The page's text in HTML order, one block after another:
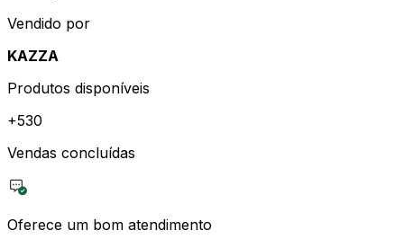
Vendido por
KAZZA
Produtos disponíveis
+530
Vendas concluídas
Oferece um bom atendimento